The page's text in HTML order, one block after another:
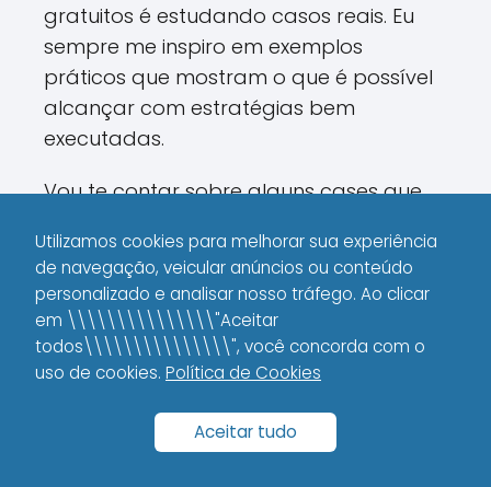
gratuitos é estudando casos reais. Eu
sempre me inspiro em exemplos
práticos que mostram o que é possível
alcançar com estratégias bem
executadas.
Vou te contar sobre alguns cases que
desses conteúdos:
Case de Blog de Nicho:Um
pequeno blog de tecnologia
conseguiu aumentar seu tráfego
aplicar técnicas de SEO aprendidas
em um PDF gratuito. Eles não só
Utilizamos cookies para melhorar sua experiência
de navegação, veicular anúncios ou conteúdo
personalizado e analisar nosso tráfego. Ao clicar
em \\\\\\\\\\\\\\\"Aceitar
todos\\\\\\\\\\\\\\\", você concorda com o
uso de cookies. Política de Cookies
Aceitar tudo